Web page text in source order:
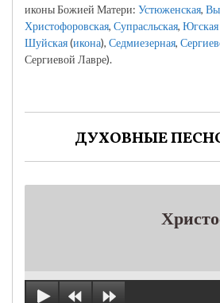
иконы Божией Матери: Устюженская,
Христофоровская, Супрасльская, Югская
Шуйская(икона), Седмиезерная,
Сергиевой Лавре).
ДУХОВНЫЕ